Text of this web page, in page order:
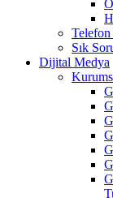
Telefon
Sık
Dijital Medya